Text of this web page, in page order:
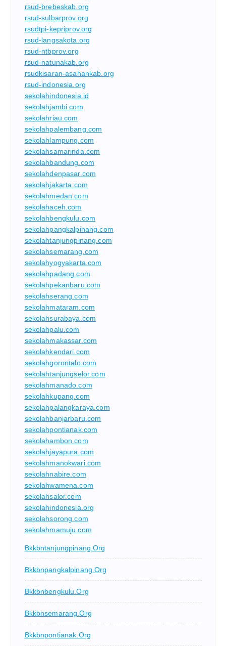
rsud-brebeskab.org
rsud-sulbarprov.org
rsudtpi-kepriprov.org
rsud-langsakota.org
rsud-ntbprov.org
rsud-natunakab.org
rsudkisaran-asahankab.org
rsud-indonesia.org
sekolahindonesia.id
sekolahjambi.com
sekolahriau.com
sekolahpalembang.com
sekolahlampung.com
sekolahsamarinda.com
sekolahbandung.com
sekolahdenpasar.com
sekolahjakarta.com
sekolahmedan.com
sekolahaceh.com
sekolahbengkulu.com
sekolahpangkalpinang.com
sekolahtanjungpinang.com
sekolahsemarang.com
sekolahyogyakarta.com
sekolahpadang.com
sekolahpekanbaru.com
sekolahserang.com
sekolahmataram.com
sekolahsurabaya.com
sekolahpalu.com
sekolahmakassar.com
sekolahkendari.com
sekolahgorontalo.com
sekolahtanjungselor.com
sekolahmanado.com
sekolahkupang.com
sekolahpalangkaraya.com
sekolahbanjarbaru.com
sekolahpontianak.com
sekolahambon.com
sekolahjayapura.com
sekolahmanokwari.com
sekolahnabire.com
sekolahwamena.com
sekolahsalor.com
sekolahindonesia.org
sekolahsorong.com
sekolahmamuju.com
Bkkbntanjungpinang.org
Bkkbnpangkalpinang.org
Bkkbnbengkulu.org
Bkkbnsemarang.org
Bkkbnpontianak.org